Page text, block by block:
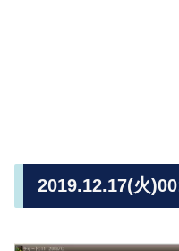
2019.12.17(火